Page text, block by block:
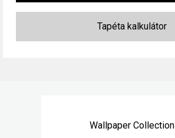
Wallpaper Collection